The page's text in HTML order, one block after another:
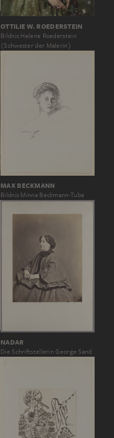
OTTILIE W. ROEDERSTEIN
Bildnis Helene Roederstein
(Schwester der Malerin)
MAX BECKMANN
Bildnis Minna Beckmann-Tube
NADAR
Die Schriftstellerin George Sand